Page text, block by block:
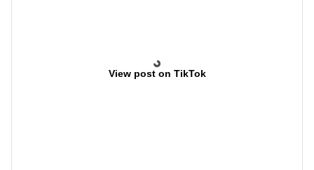
View post on TikTok